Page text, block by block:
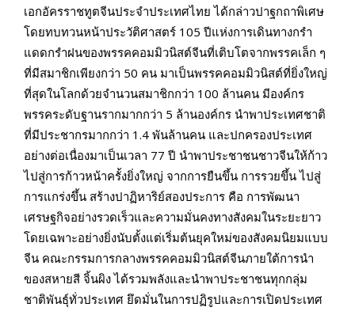
เอกอัครราชทูตจีนประจำประเทศไทย ได้กล่าวปาฐกถาพิเศษ
โดยทบทวนหน้าประวัติศาสตร์ 105 ปีแห่งการเดินทางกรำ
แดดกรำฝนของพรรคคอมมิวนิสต์จีนที่เติบโตจากพรรคเล็ก ๆ
ที่มีสมาชิกเพียงกว่า 50 คน มาเป็นพรรคคอมมิวนิสต์ที่ยิ่งใหญ่
ที่สุดในโลกด้วยจำนวนสมาชิกกว่า 100 ล้านคน มีองค์กร
พรรคระดับฐานรากมากกว่า 5 ล้านองค์กร นำพาประเทศชาติ
ที่มีประชากรมากกว่า 1.4 พันล้านคน และปกครองประเทศ
อย่างต่อเนื่องมาเป็นเวลา 77 ปี นำพาประชาชนชาวจีนให้ก้าว
ไปสู่การก้าวหน้าครั้งยิ่งใหญ่ จากการยืนขึ้น การรวยขึ้น ไปสู่
การแกร่งขึ้น สร้างปาฏิหาริย์สองประการ คือ การพัฒนา
เศรษฐกิจอย่างรวดเร็วและความมั่นคงทางสังคมในระยะยาว
โดยเฉพาะอย่างยิ่งนับตั้งแต่เริ่มต้นยุคใหม่ของสังคมนิยมแบบ
จีน คณะกรรมการกลางพรรคคอมมิวนิสต์จีนภายใต้การนำ
ของสหายสี จิ้นผิง ได้รวมพลังและนำพาประชาชนทุกกลุ่ม
ชาติพันธุ์ทั่วประเทศ ยึดมั่นในการปฏิรูปและการเปิดประเทศ